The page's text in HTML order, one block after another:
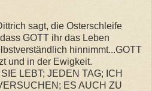
sagt, die Osterschleife
GOTT ihr das Leben
hinnimmt...GOTT
und in der Ewigkeit.
LEBT; JEDEN TAG; ICH
ES AUCH ZU